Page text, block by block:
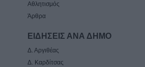
Αθλητισμός
Άρθρα
ΕΙΔΗΣΕΙΣ ΑΝΑ ΔΗΜΟ
Δ. Αργιθέας
Δ. Καρδίτσας